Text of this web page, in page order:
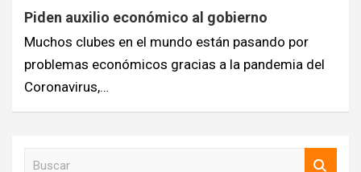
Piden auxilio económico al gobierno
Muchos clubes en el mundo están pasando por
problemas económicos gracias a la pandemia del
Coronavirus,…